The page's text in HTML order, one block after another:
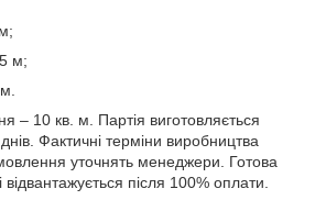
м;
– 10 кв. м. Партія виготовляється
Фактичні терміни виробництва
уточнять менеджери. Готова
після 100% оплати.